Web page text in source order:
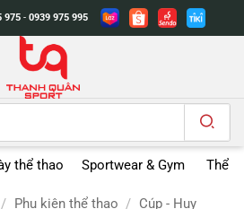
975 - 0939 975 995
thể thao Sportwear & Gym Thể
/ Phụ kiện thể thao / Cúp - Huy